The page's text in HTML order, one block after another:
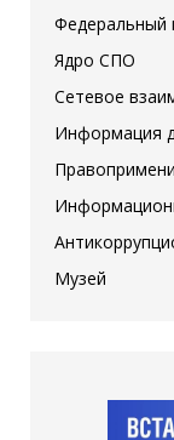
Федеральный
Ядро СПО
Сетевое
Информация
Музей